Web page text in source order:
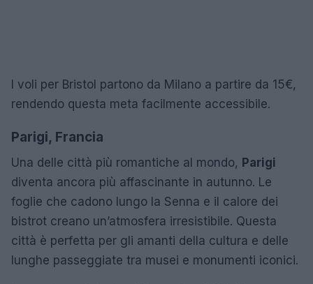
I voli per Bristol partono da Milano a partire da 15€,
rendendo questa meta facilmente accessibile.
Parigi, Francia
Una delle città più romantiche al mondo, Parigi
diventa ancora più affascinante in autunno. Le
foglie che cadono lungo la Senna e il calore dei
bistrot creano un’atmosfera irresistibile. Questa
città è perfetta per gli amanti della cultura e delle
lunghe passeggiate tra musei e monumenti iconici.